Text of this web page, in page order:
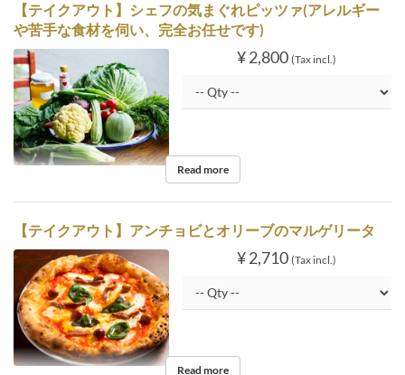
【テイクアウト】シェフの気まぐれピッツァ(アレルギー
や苦手な食材を伺い、完全お任せです)
¥ 2,800 (Tax incl.)
Read more
【テイクアウト】アンチョビとオリーブのマルゲリータ
¥ 2,710 (Tax incl.)
Read more